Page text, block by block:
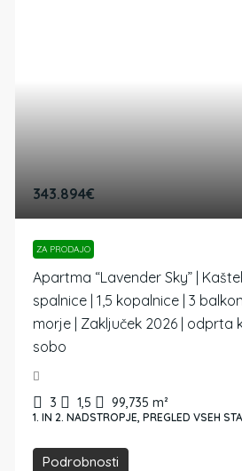
343.894€
ZA PRODAJO
Apartma “Lavender Sky” |
spalnice | 1,5 kopalnice | 3
morje | Zaključek 2026 | odprta
sobo
3 1,5 99,735 m²
1. IN 2. NADSTROPJE, PREGLED VSEH
Podrobnosti